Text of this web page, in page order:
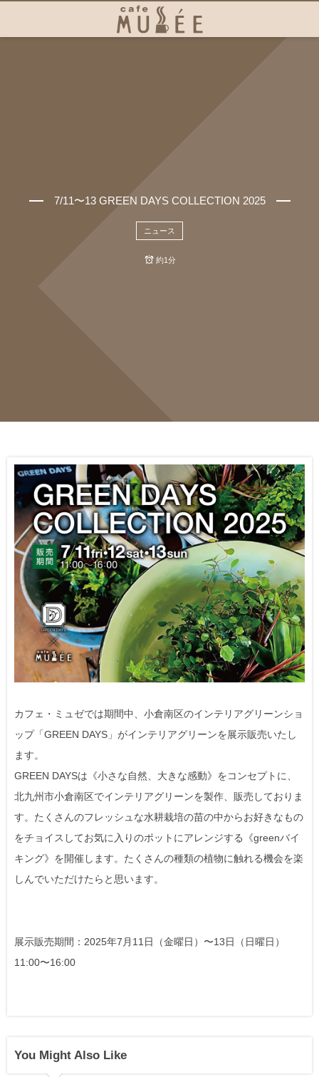
7/11〜13 GREEN DAYS COLLECTION 2025
ニュース
約1分
カフェ・ミュゼでは期間中、小倉南区のインテリアグリーンショ
ップ「GREEN DAYS」がインテリアグリーンを展示販売いたし
ます。
GREEN DAYSは《小さな自然、大きな感動》をコンセプトに、
北九州市小倉南区でインテリアグリーンを製作、販売しておりま
す。たくさんのフレッシュな水耕栽培の苗の中からお好きなもの
をチョイスしてお気に入りのポットにアレンジする《greenバイ
キング》を開催します。たくさんの種類の植物に触れる機会を楽
しんでいただけたらと思います。
展示販売期間：2025年7月11日（金曜日）〜13日（日曜日）
11:00〜16:00
You Might Also Like